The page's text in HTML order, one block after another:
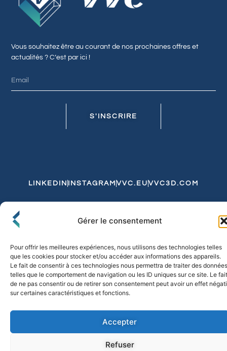
Gérer le consentement
Pour offrir les meilleures expériences, nous utilisons des technologies telles
que les cookies pour stocker et/ou accéder aux informations des appareils.
Le fait de consentir à ces technologies nous permettra de traiter des données
telles que le comportement de navigation ou les ID uniques sur ce site. Le fait
de ne pas consentir ou de retirer son consentement peut avoir un effet
sur certaines caractéristiques et fonctions.
Accepter
Refuser
Vous souhaitez être au courant de nos prochaines offres et
actualités ? C’est par ici !
S'INSCRIRE
LINKEDIN INSTAGRAM VVC.EU VVC3D.COM
Politique de Confidentialité et de CookiesExpédition et Livraison
© 2026 FLO & CO. All Rights Reserved